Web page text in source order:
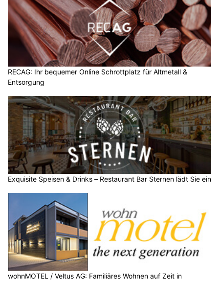
RECAG: Ihr bequemer Online Schrottplatz für Altmetall &
Entsorgung
Exquisite Speisen & Drinks – Restaurant Bar Sternen lädt Sie ein
wohnMOTEL / Veltus AG: Familiäres Wohnen auf Zeit in